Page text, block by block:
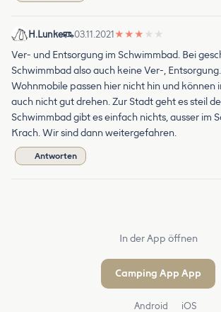
H.Lunke 03.11.2021 ★ ★ ★ ★ ★
Ver- und Entsorgung im Schwimmbad. Bei
Schwimmbad also auch keine Ver-,
Wohnmobile passen hier nicht hin und können
auch nicht gut drehen. Zur Stadt geht es steil
Schwimmbad gibt es einfach nichts, ausser im
Krach. Wir sind dann weitergefahren.
Antworten
In der App öffnen
Camping App App
Android iOS